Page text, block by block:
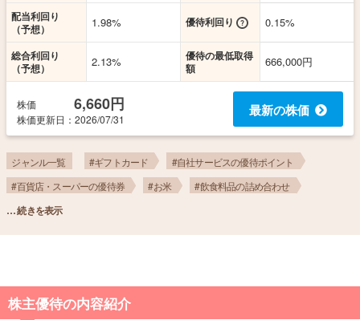
配当利回り
（予想）
1.98% 優待利回り 0.15%
総合利回り
（予想）
2.13%
優待の最低取得
額
666,000円
株価 6,660円
株価更新日 ：2026/07/31
最新の株価
ジャンル一覧 #ギフトカード
#自社サービスの優待ポイント
#百貨店・スーパーの優待券
#お米 #飲食料品の詰め合わせ
… 続きを表示
株主優待の内容紹介